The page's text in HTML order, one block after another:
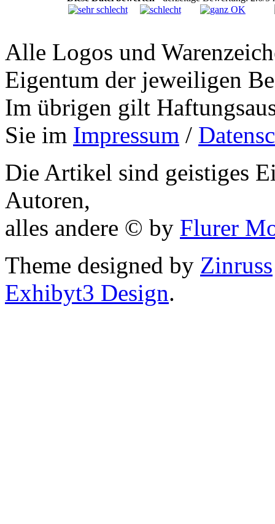
Alle Logos und
Eigentum der jeweiligen
Im übrigen gilt
Sie im Impressum /
Die Artikel sind geistiges
Autoren,
alles andere © by Flurer
Theme designed by Zinruss
Exhibyt3 Design.